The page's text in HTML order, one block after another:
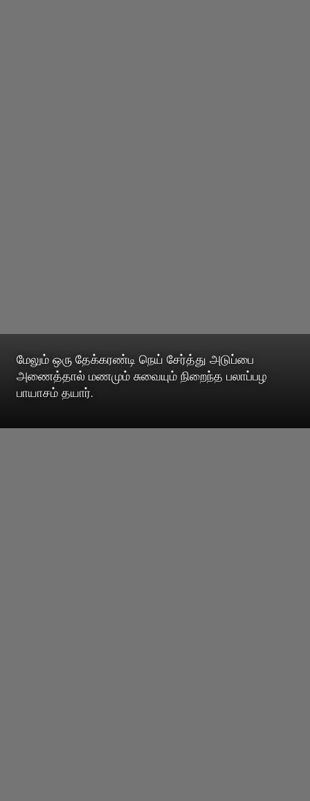
மேலும் ஒரு தேக்கரண்டி நெய் சேர்த்து அடுப்பை
அணைத்தால் மணமும் சுவையும் நிறைந்த பலாப்பழ
பாயாசம் தயார்.